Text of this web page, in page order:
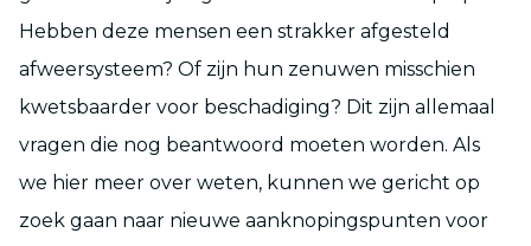
Hebben deze mensen een strakker afgesteld
afweersysteem? Of zijn hun zenuwen misschien
kwetsbaarder voor beschadiging? Dit zijn allemaal
vragen die nog beantwoord moeten worden. Als
we hier meer over weten, kunnen we gericht op
zoek gaan naar nieuwe aanknopingspunten voor